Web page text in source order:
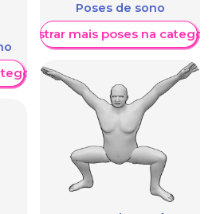
Poses de sono
Mostrar mais poses na